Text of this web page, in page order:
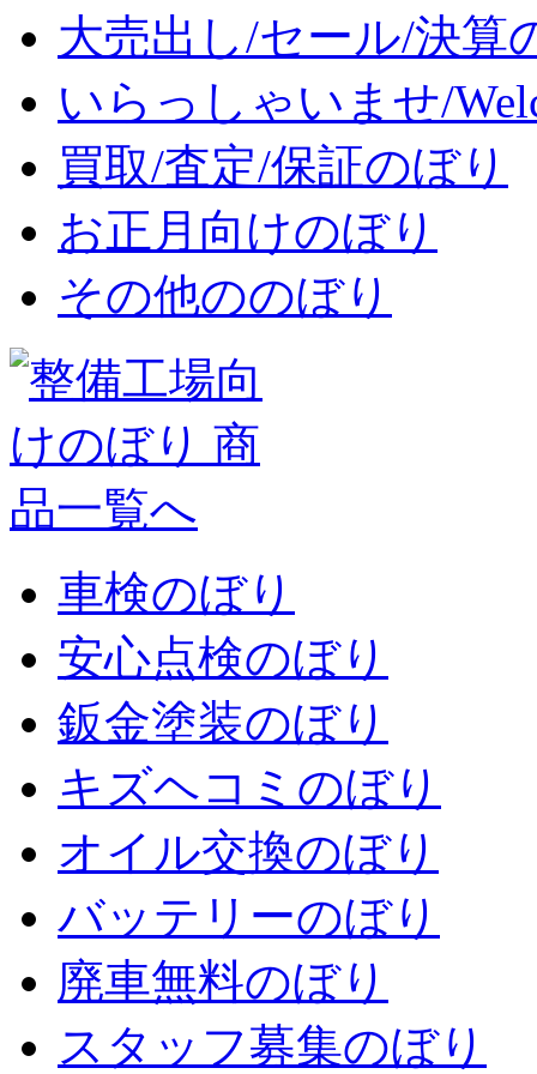
大売出し/セール/決算
いらっしゃいませ/
買取/査定/保証のぼり
お正月向けのぼり
その他ののぼり
車検のぼり
安心点検のぼり
鈑金塗装のぼり
キズヘコミのぼり
オイル交換のぼり
バッテリーのぼり
廃車無料のぼり
スタッフ募集のぼり